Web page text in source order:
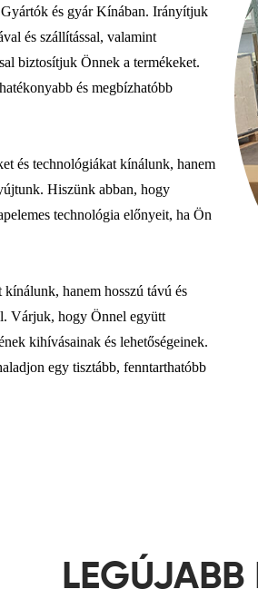
és gyár Kínában. Irányítjuk
és szállítással, valamint
biztosítjuk Önnek a termékeket.
és megbízhatóbb
és technológiákat kínálunk, hanem
Hiszünk abban, hogy
technológia előnyeit, ha Ön
hanem hosszú távú és
Várjuk, hogy Önnel együtt
kihívásainak és lehetőségeinek.
egy tisztább, fenntarthatóbb